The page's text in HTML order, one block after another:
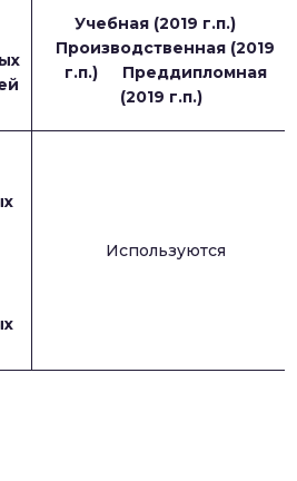
Учебная (2019 г.п.)
Производственная (2019
г.п.)
Преддипломная
(2019 г.п.)
Используются